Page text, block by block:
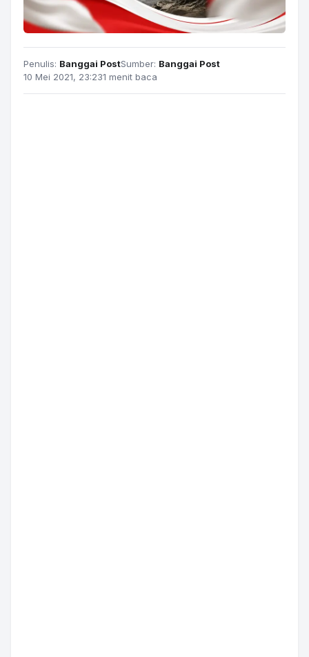
Penulis: Banggai PostSumber: Banggai Post
10 Mei 2021, 23:231 menit baca